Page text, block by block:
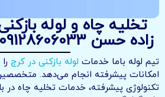
تخلیه چاه و لوله
زاده حسن 09128606033 ارزان و سریع
تیم لوله باما خدمات لوله بازکنی در کرج
امکانات پیشرفته انجام می‌دهد. متخصصین
تکنولوژی پیشرفته، خدمات تخلیه چاه در